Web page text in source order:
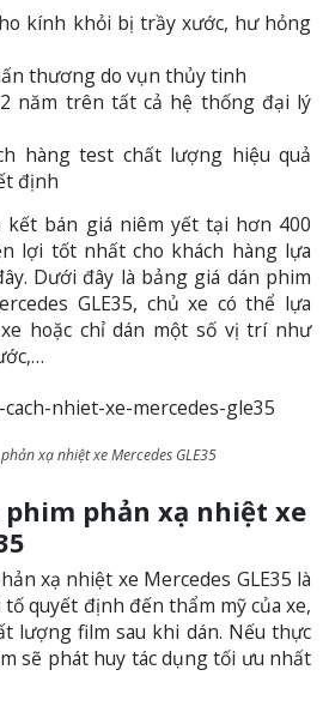
kính khỏi bị trầy xước, hư hỏng
thương do vụn thủy tinh
năm trên tất cả hệ thống đại lý
hàng test chất lượng hiệu quả
định
kết bán giá niêm yết tại hơn 400
lợi tốt nhất cho khách hàng lựa
Dưới đây là bảng giá dán phim
GLE35, chủ xe có thể lựa
hoặc chỉ dán một số vị trí như
xạ nhiệt xe Mercedes GLE35
phản xạ nhiệt xe
xạ nhiệt xe Mercedes GLE35 là
quyết định đến thẩm mỹ của xe,
lượng film sau khi dán. Nếu thực
sẽ phát huy tác dụng tối ưu nhất